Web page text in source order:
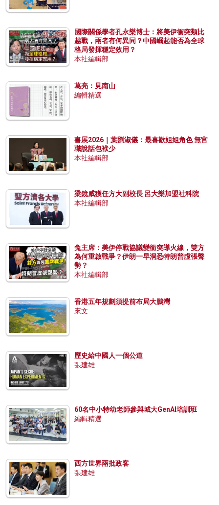
國際關係學者孔永樂博士：將美伊衝突類比
越戰，兩者有何異同？中國崛起能否為全球
格局發揮穩定效用？
本社編輯部
葛亮：見南山
編輯精選
書展2026｜葉劉淑儀：最喜歡姐姐角色 無官
職說話包袱少
本社編輯部
梁鏡威獲任方大副校長 呂大樂加盟社科院
本社編輯部
兔主席：美伊停戰協議變衝突導火線，雙方
為何重啟戰爭？伊朗一早洞悉特朗普虛張聲
勢？
本社編輯部
香港五年規劃須提前布局大鵬灣
來文
歷史給中國人一個公道
張建雄
60名中小特幼老師參與城大GenAI培訓班
編輯精選
西方世界兩批政客
張建雄